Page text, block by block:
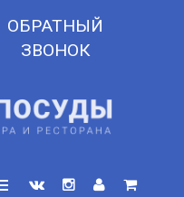
ОБРАТНЫЙ
ЗВОНОК